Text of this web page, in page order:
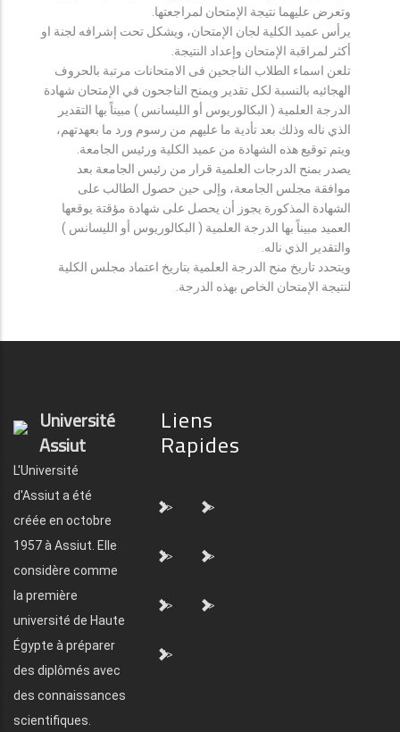
وتعرض عليهما نتيجة الإمتحان لمراجعتها.
يرأس عميد الكلية لجان الإمتحان، ويشكل تحت إشرافه لجنة او
أكثر لمراقبة الإمتحان وإعداد النتيجة.
تلعن اسماء الطلاب الناجحين فى الامتحانات مرتبة بالحروف
الهجائيه بالنسبة لكل تقدير ويمنح الناجحون في الإمتحان شهادة
الدرجة العلمية ( البكالوريوس أو الليسانس ) مبيناً بها التقدير
الذي ناله وذلك بعد تأدية ما عليهم من رسوم ورد ما بعهدتهم،
ويتم توقيع هذه الشهادة من عميد الكلية ورئيس الجامعة.
يصدر بمنح الدرجات العلمية قرار من رئيس الجامعة بعد
موافقة مجلس الجامعة، وإلى حين حصول الطالب على
الشهادة المذكورة يجوز أن يحصل على شهادة مؤقتة يوقعها
العميد مبيناً بها الدرجة العلمية ( البكالوريوس أو الليسانس )
والتقدير الذي ناله.
ويتحدد تاريخ منح الدرجة العلمية بتاريخ اعتماد مجلس الكلية
لنتيجة الإمتحان الخاص بهذه الدرجة.
Université
Assiut
L'Université
d'Assiut a été
créée en octobre
1957 à Assiut. Elle
considère comme
la première
université de Haute
Égypte à préparer
des diplômés avec
des connaissances
scientifiques.
Liens
Rapides
"> ">
"> ">
"> ">
">